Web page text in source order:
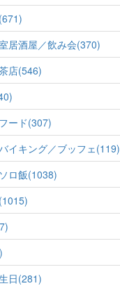
居酒屋／飲み会(370)
店(546)
ード(307)
イキング／ブッフェ(119)
ロ飯(1038)
日(281)